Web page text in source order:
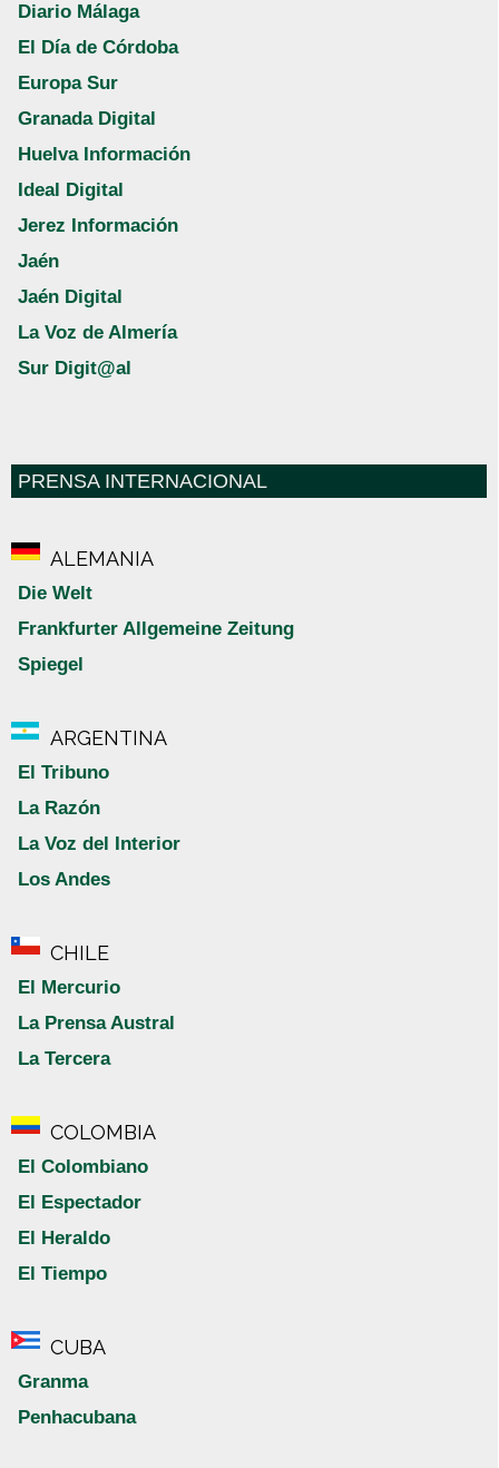
Diario Málaga
El Día de Córdoba
Europa Sur
Granada Digital
Huelva Información
Ideal Digital
Jerez Información
Jaén
Jaén Digital
La Voz de Almería
Sur Digit@al
PRENSA INTERNACIONAL
ALEMANIA
Die Welt
Frankfurter Allgemeine Zeitung
Spiegel
ARGENTINA
El Tribuno
La Razón
La Voz del Interior
Los Andes
CHILE
El Mercurio
La Prensa Austral
La Tercera
COLOMBIA
El Colombiano
El Espectador
El Heraldo
El Tiempo
CUBA
Granma
Penhacubana